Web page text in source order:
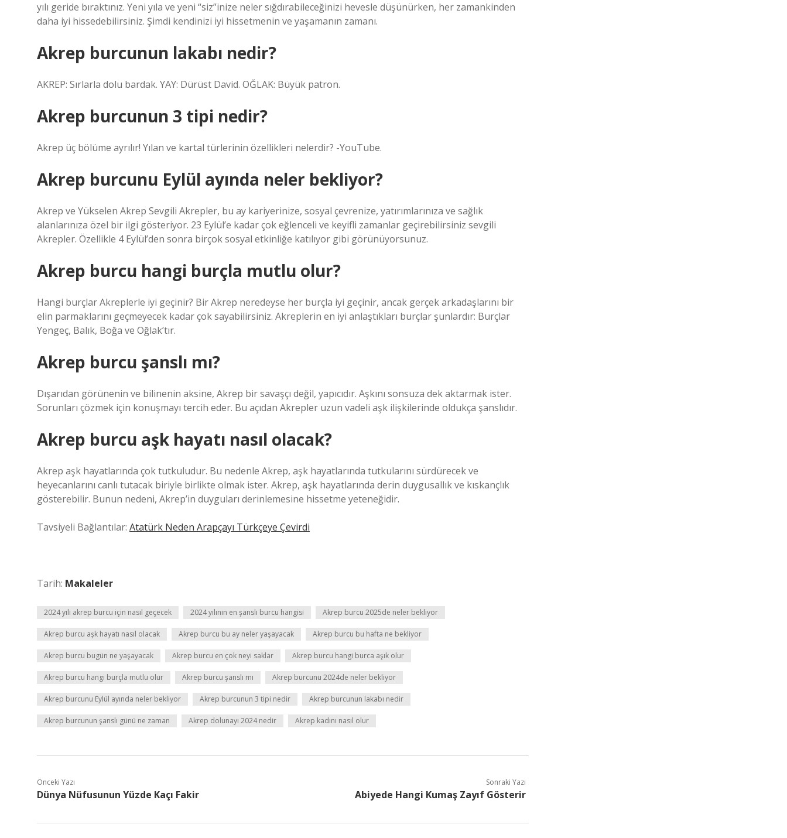
yılı geride bıraktınız. Yeni yıla ve yeni “siz”inize neler sığdırabileceğinizi hevesle düşünürken, her zamankinden
daha iyi hissedebilirsiniz. Şimdi kendinizi iyi hissetmenin ve yaşamanın zamanı.
Akrep burcunun lakabı nedir?
AKREP: Sırlarla dolu bardak. YAY: Dürüst David. OĞLAK: Büyük patron.
Akrep burcunun 3 tipi nedir?
Akrep üç bölüme ayrılır! Yılan ve kartal türlerinin özellikleri nelerdir? -YouTube.
Akrep burcunu Eylül ayında neler bekliyor?
Akrep ve Yükselen Akrep Sevgili Akrepler, bu ay kariyerinize, sosyal çevrenize, yatırımlarınıza ve sağlık
alanlarınıza özel bir ilgi gösteriyor. 23 Eylül’e kadar çok eğlenceli ve keyifli zamanlar geçirebilirsiniz sevgili
Akrepler. Özellikle 4 Eylül’den sonra birçok sosyal etkinliğe katılıyor gibi görünüyorsunuz.
Akrep burcu hangi burçla mutlu olur?
Hangi burçlar Akreplerle iyi geçinir? Bir Akrep neredeyse her burçla iyi geçinir, ancak gerçek arkadaşlarını bir
elin parmaklarını geçmeyecek kadar çok sayabilirsiniz. Akreplerin en iyi anlaştıkları burçlar şunlardır: Burçlar
Yengeç, Balık, Boğa ve Oğlak’tır.
Akrep burcu şanslı mı?
Dışarıdan görünenin ve bilinenin aksine, Akrep bir savaşçı değil, yapıcıdır. Aşkını sonsuza dek aktarmak ister.
Sorunları çözmek için konuşmayı tercih eder. Bu açıdan Akrepler uzun vadeli aşk ilişkilerinde oldukça şanslıdır.
Akrep burcu aşk hayatı nasıl olacak?
Akrep aşk hayatlarında çok tutkuludur. Bu nedenle Akrep, aşk hayatlarında tutkularını sürdürecek ve
heyecanlarını canlı tutacak biriyle birlikte olmak ister. Akrep, aşk hayatlarında derin duygusallık ve kıskançlık
gösterebilir. Bunun nedeni, Akrep’in duyguları derinlemesine hissetme yeteneğidir.
Tavsiyeli Bağlantılar: Atatürk Neden Arapçayı Türkçeye Çevirdi
Tarih: Makaleler
2024 yılı akrep burcu için nasıl geçecek 2024 yılının en şanslı burcu hangisi Akrep burcu 2025de neler bekliyor
Akrep burcu aşk hayatı nasıl olacak Akrep burcu bu ay neler yaşayacak Akrep burcu bu hafta ne bekliyor
Akrep burcu bugün ne yaşayacak Akrep burcu en çok neyi saklar Akrep burcu hangi burca aşık olur
Akrep burcu hangi burçla mutlu olur Akrep burcu şanslı mı Akrep burcunu 2024de neler bekliyor
Akrep burcunu Eylül ayında neler bekliyor Akrep burcunun 3 tipi nedir Akrep burcunun lakabı nedir
Akrep burcunun şanslı günü ne zaman Akrep dolunayı 2024 nedir Akrep kadını nasıl olur
Önceki Yazı
Dünya Nüfusunun Yüzde Kaçı Fakir
Sonraki Yazı
Abiyede Hangi Kumaş Zayıf Gösterir